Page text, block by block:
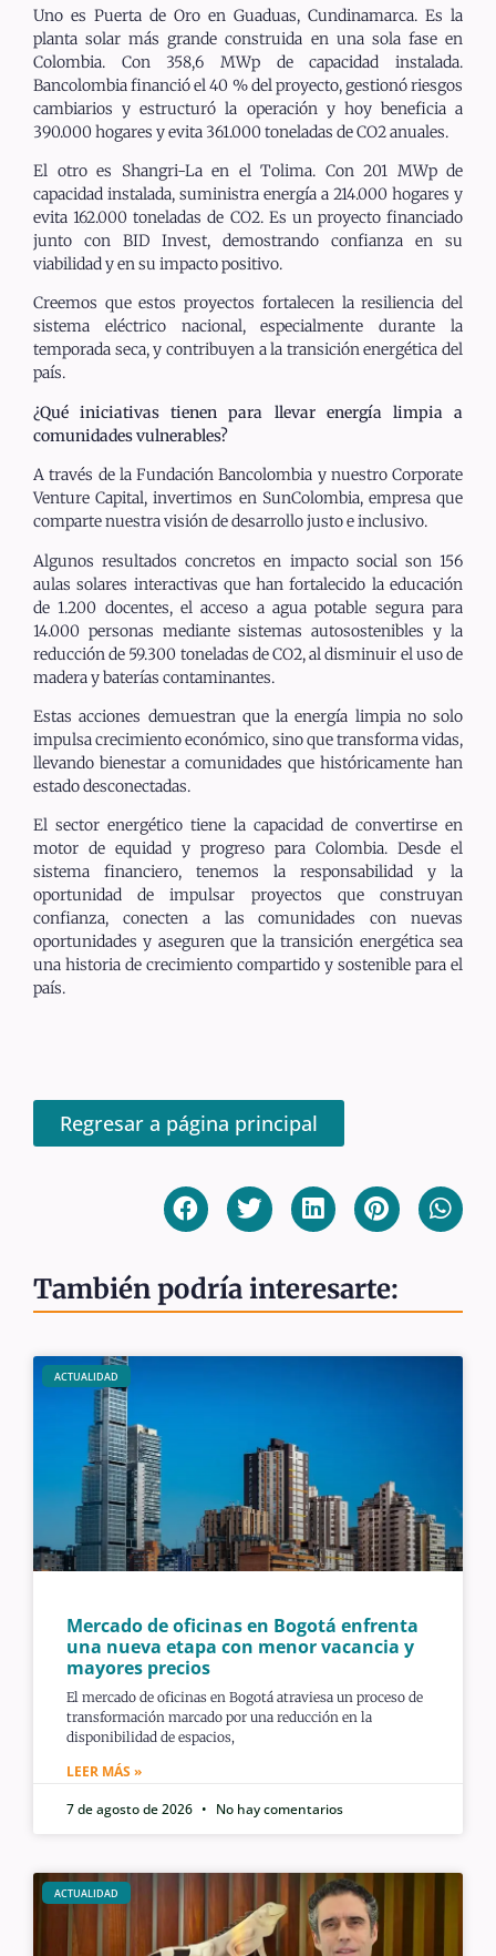
Uno es Puerta de Oro en Guaduas, Cundinamarca. Es la
planta solar más grande construida en una sola fase en
Colombia. Con 358,6 MWp de capacidad instalada.
Bancolombia financió el 40 % del proyecto, gestionó riesgos
cambiarios y estructuró la operación y hoy beneficia a
390.000 hogares y evita 361.000 toneladas de CO2 anuales.
El otro es Shangri-La en el Tolima. Con 201 MWp de
capacidad instalada, suministra energía a 214.000 hogares y
evita 162.000 toneladas de CO2. Es un proyecto financiado
junto con BID Invest, demostrando confianza en su
viabilidad y en su impacto positivo.
Creemos que estos proyectos fortalecen la resiliencia del
sistema eléctrico nacional, especialmente durante la
temporada seca, y contribuyen a la transición energética del
país.
¿Qué iniciativas tienen para llevar energía limpia a
comunidades vulnerables?
A través de la Fundación Bancolombia y nuestro Corporate
Venture Capital, invertimos en SunColombia, empresa que
comparte nuestra visión de desarrollo justo e inclusivo.
Algunos resultados concretos en impacto social son 156
aulas solares interactivas que han fortalecido la educación
de 1.200 docentes, el acceso a agua potable segura para
14.000 personas mediante sistemas autosostenibles y la
reducción de 59.300 toneladas de CO2, al disminuir el uso de
madera y baterías contaminantes.
Estas acciones demuestran que la energía limpia no solo
impulsa crecimiento económico, sino que transforma vidas,
llevando bienestar a comunidades que históricamente han
estado desconectadas.
El sector energético tiene la capacidad de convertirse en
motor de equidad y progreso para Colombia. Desde el
sistema financiero, tenemos la responsabilidad y la
oportunidad de impulsar proyectos que construyan
confianza, conecten a las comunidades con nuevas
oportunidades y aseguren que la transición energética sea
una historia de crecimiento compartido y sostenible para el
país.
Regresar a página principal
También podría interesarte:
ACTUALIDAD
Mercado de oficinas en Bogotá enfrenta
una nueva etapa con menor vacancia y
mayores precios
El mercado de oficinas en Bogotá atraviesa un proceso de
transformación marcado por una reducción en la
disponibilidad de espacios,
LEER MÁS »
7 de agosto de 2026
No hay comentarios
ACTUALIDAD